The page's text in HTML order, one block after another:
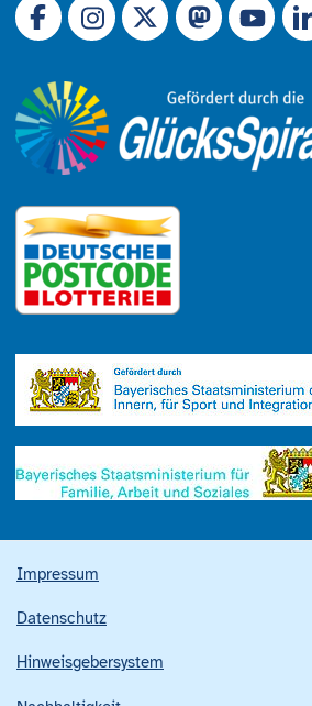
Link zu X (Ex-Twitter)
Impressum
Datenschutz
Hinweisgebersystem